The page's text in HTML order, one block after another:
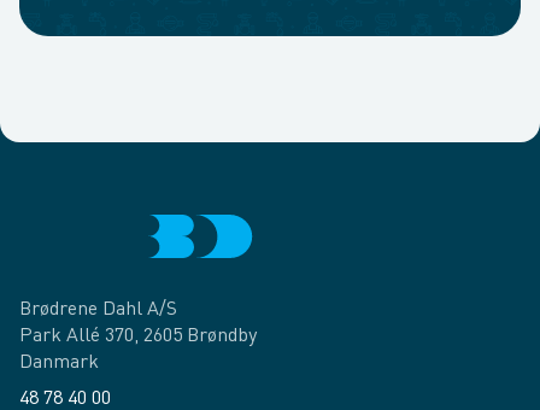
Brødrene Dahl A/S
Park Allé 370, 2605 Brøndby
Danmark
48 78 40 00